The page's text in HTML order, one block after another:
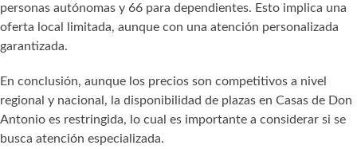
personas autónomas y 66 para dependientes. Esto implica una
oferta local limitada, aunque con una atención personalizada
garantizada.
En conclusión, aunque los precios son competitivos a nivel
regional y nacional, la disponibilidad de plazas en Casas de Don
Antonio es restringida, lo cual es importante a considerar si se
busca atención especializada.